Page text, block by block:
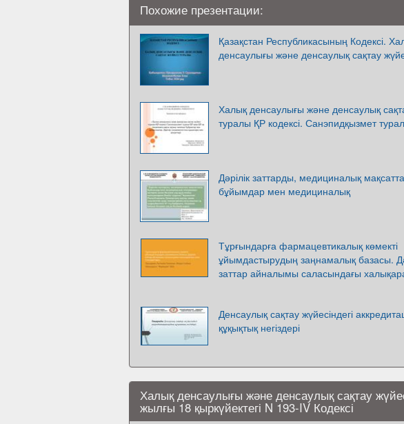
Похожие презентации:
Қазақстан Республикасының Кодексі.
денсаулығы және денсаулық сақтау
Халық денсаулығы және денсаулық
туралы ҚР кодексі. Санэпидқызмет
Дәрілік заттарды, медициналық
бұйымдар мен медициналық
Тұрғындарға фармацевтикалық көмекті
ұйымдастырудың заңнамалық базасы.
заттар айналымы саласындағы
Денсаулық сақтау жүйесіндегі
құқықтық негіздері
Халық денсаулығы және денсаулық сақтау
жылғы 18 қыркүйектегі N 193-IV Кодексі